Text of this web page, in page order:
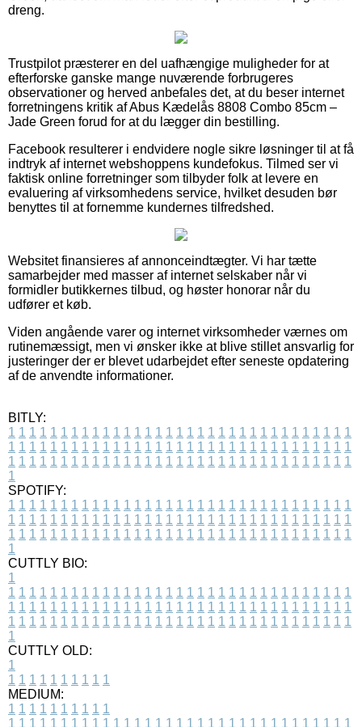
dreng.
Trustpilot præsterer en del uafhængige muligheder for at
efterforske ganske mange nuværende forbrugeres
observationer og herved anbefales det, at du beser internet
forretningens kritik af Abus Kædelås 8808 Combo 85cm –
Jade Green forud for at du lægger din bestilling.
Facebook resulterer i endvidere nogle sikre løsninger til at få
indtryk af internet webshoppens kundefokus. Tilmed ser vi
faktisk online forretninger som tilbyder folk at levere en
evaluering af virksomhedens service, hvilket desuden bør
benyttes til at fornemme kundernes tilfredshed.
Websitet finansieres af annonceindtægter. Vi har tætte
samarbejder med masser af internet selskaber når vi
formidler butikkernes tilbud, og høster honorar når du
udfører et køb.
Viden angående varer og internet virksomheder værnes om
rutinemæssigt, men vi ønsker ikke at blive stillet ansvarlig for
justeringer der er blevet udarbejdet efter seneste opdatering
af de anvendte informationer.
BITLY:
1 1 1 1 1 1 1 1 1 1 1 1 1 1 1 1 1 1 1 1 1 1 1 1 1 1 1 1 1 1 1 1 1
1 1 1 1 1 1 1 1 1 1 1 1 1 1 1 1 1 1 1 1 1 1 1 1 1 1 1 1 1 1 1 1 1
1 1 1 1 1 1 1 1 1 1 1 1 1 1 1 1 1 1 1 1 1 1 1 1 1 1 1 1 1 1 1 1 1
1
SPOTIFY:
1 1 1 1 1 1 1 1 1 1 1 1 1 1 1 1 1 1 1 1 1 1 1 1 1 1 1 1 1 1 1 1 1
1 1 1 1 1 1 1 1 1 1 1 1 1 1 1 1 1 1 1 1 1 1 1 1 1 1 1 1 1 1 1 1 1
1 1 1 1 1 1 1 1 1 1 1 1 1 1 1 1 1 1 1 1 1 1 1 1 1 1 1 1 1 1 1 1 1
1
CUTTLY BIO:
1
1 1 1 1 1 1 1 1 1 1 1 1 1 1 1 1 1 1 1 1 1 1 1 1 1 1 1 1 1 1 1 1 1
1 1 1 1 1 1 1 1 1 1 1 1 1 1 1 1 1 1 1 1 1 1 1 1 1 1 1 1 1 1 1 1 1
1 1 1 1 1 1 1 1 1 1 1 1 1 1 1 1 1 1 1 1 1 1 1 1 1 1 1 1 1 1 1 1 1
1
CUTTLY OLD:
1
1 1 1 1 1 1 1 1 1 1
MEDIUM:
1 1 1 1 1 1 1 1 1 1
1 1 1 1 1 1 1 1 1 1 1 1 1 1 1 1 1 1 1 1 1 1 1 1 1 1 1 1 1 1 1 1 1